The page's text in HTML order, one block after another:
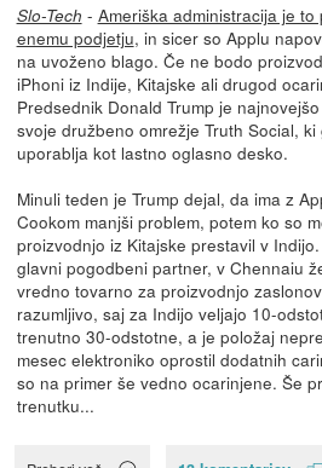
Slo-Tech - Ameriška administracija je
enemu podjetju, in sicer so Applu
na uvoženo blago. Če ne bodo
iPhoni iz Indije, Kitajske ali drugod
Predsednik Donald Trump je
svoje družbeno omrežje Truth Social,
uporablja kot lastno oglasno desko.
Minuli teden je Trump dejal, da ima z
Cookom manjši problem, potem ko so
proizvodnjo iz Kitajske prestavil v
glavni pogodbeni partner, v Chennaiu
vredno tovarno za proizvodnjo
razumljivo, saj za Indijo veljajo 10-
trenutno 30-odstotne, a je položaj
mesec elektroniko oprostil dodatnih
so na primer še vedno ocarinjene. Še
trenutku...